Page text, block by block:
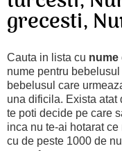
grecesti,
Cauta in lista cu nume
nume pentru
bebelusul care
una dificila. Exista atat
te poti decide pe care
inca nu te-ai hotarat
cu de peste 1000 de